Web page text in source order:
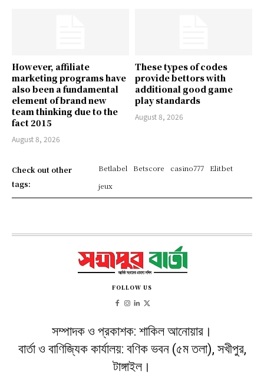
However, affiliate
marketing programs have
also been a fundamental
element of brand new
team thinking due to the
fact 2015
August 8, 2026
These types of codes
provide bettors with
additional good game
play standards
August 8, 2026
Check out other
tags:
Betlabel Betscore casino777
Elitbet
jeux
FOLLOW US
সম্পাদক ও প্রকাশক: শাকিল আনোয়ার।
বার্তা ও বাণিজ্যিক কার্যালয়: বণিক ভবন (৫ম তলা), সখীপুর,
টাঙ্গাইল।